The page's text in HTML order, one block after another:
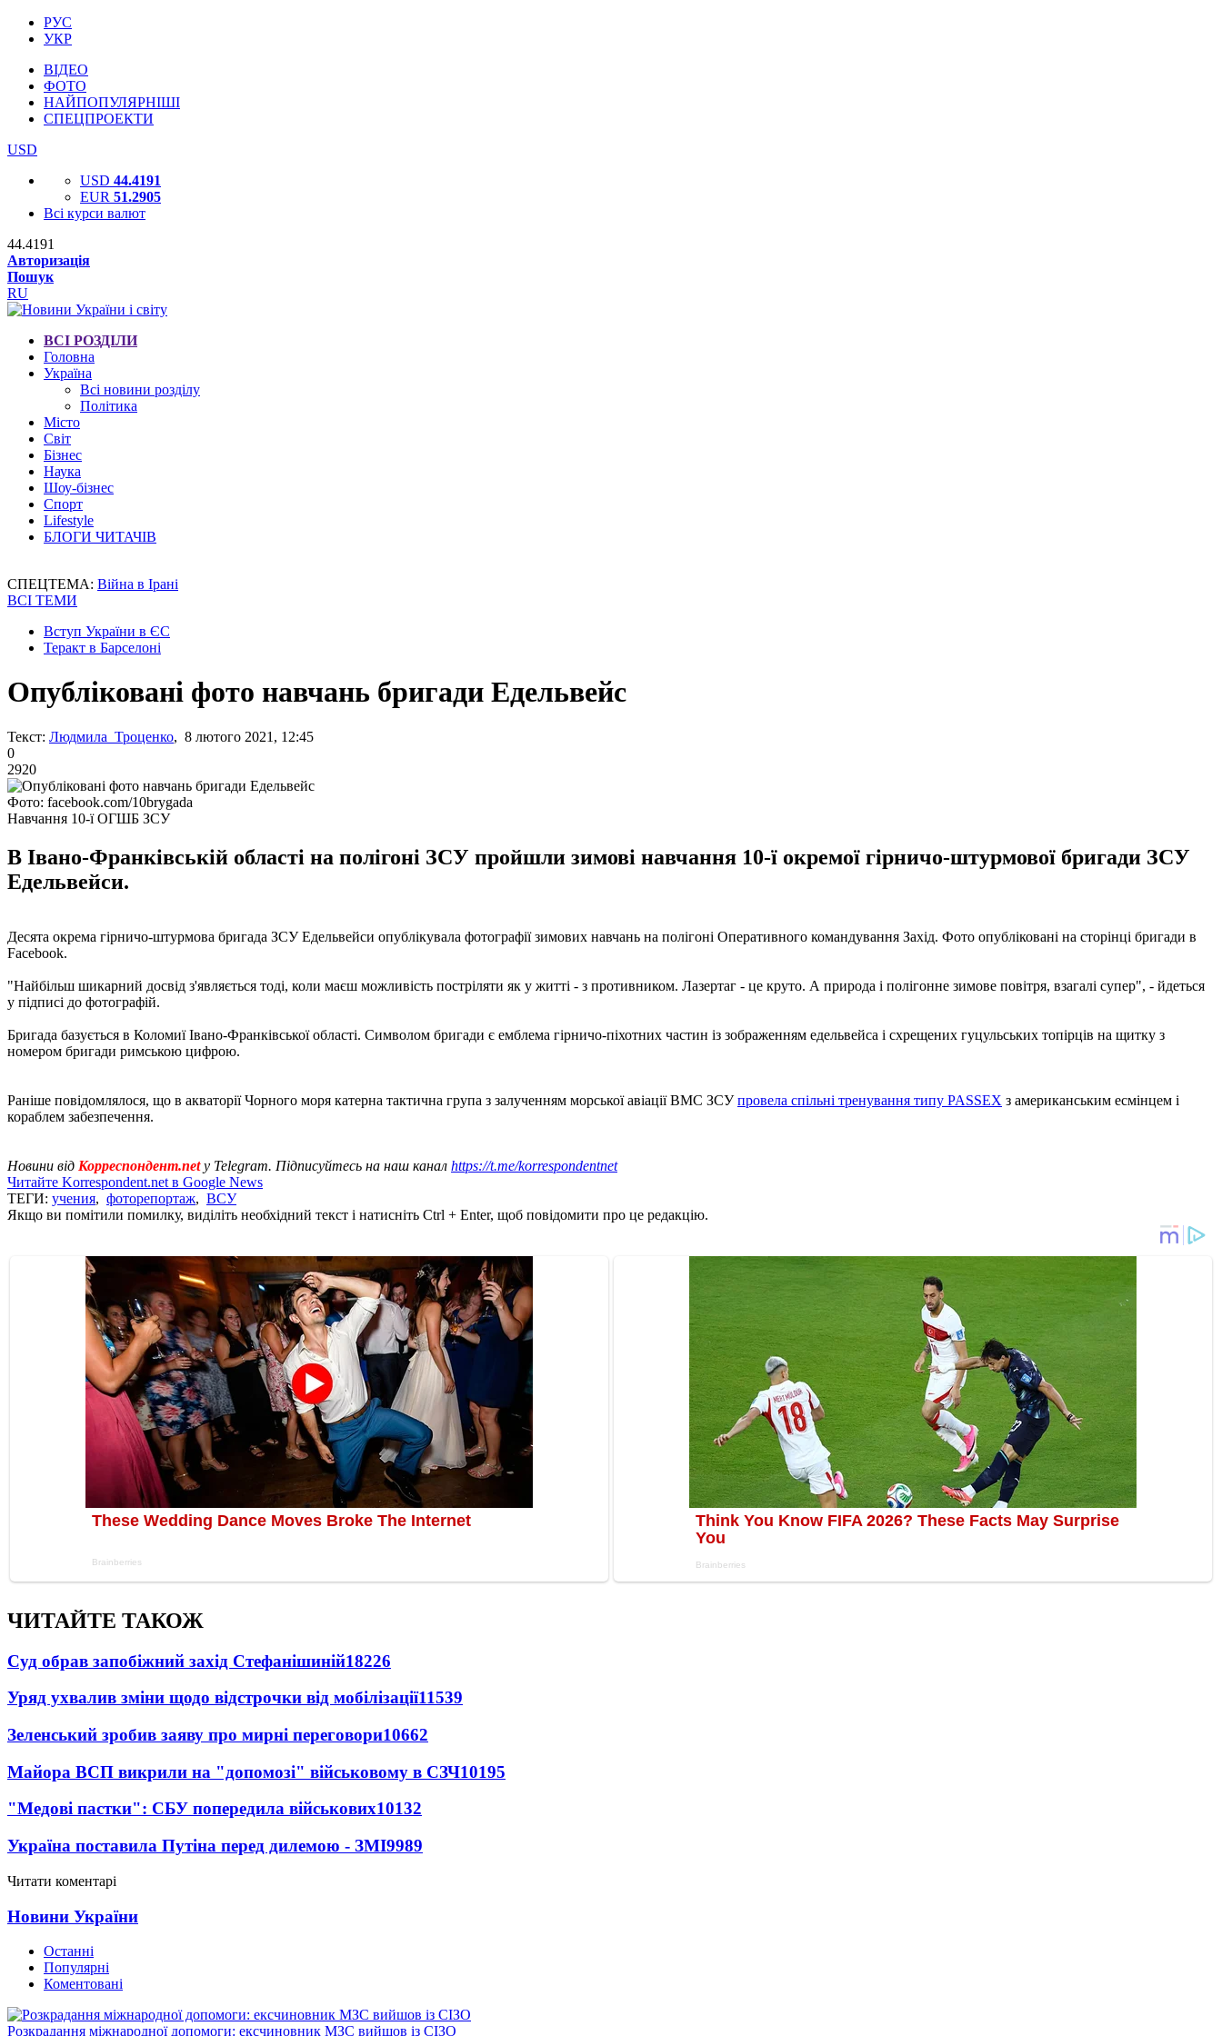
РУС
УКР
ВІДЕО
ФОТО
НАЙПОПУЛЯРНІШІ
СПЕЦПРОЕКТИ
USD
USD 44.4191
EUR 51.2905
Всі курси валют
44.4191
Авторизація
Пошук
RU
ВСІ РОЗДІЛИ
Головна
Україна
Всі новини розділу
Політика
Місто
Світ
Бізнес
Наука
Шоу-бізнес
Спорт
Lifestyle
БЛОГИ ЧИТАЧІВ
СПЕЦТЕМА: Війна в Ірані
ВСІ ТЕМИ
Вступ України в ЄС
Теракт в Барселоні
Опубліковані фото навчань бригади Едельвейс
Текст: Людмила Троценко, 8 лютого 2021, 12:45
0
2920
Фото: facebook.com/10brygada
Навчання 10-ї ОГШБ ЗСУ
В Івано-Франківській області на полігоні ЗСУ пройшли зимові навчання 10-ї окремої гірничо-штурмової бригади ЗСУ
Едельвейси.
Десята окрема гірничо-штурмова бригада ЗСУ Едельвейси опублікувала фотографії зимових навчань на полігоні Оперативного командування Захід. Фото опубліковані на сторінці бригади в
Facebook.
"Найбільш шикарний досвід з'являється тоді, коли маєш можливість постріляти як у житті - з противником. Лазертаг - це круто. А природа і полігонне зимове повітря, взагалі супер", - йдеться
у підписі до фотографій.
Бригада базується в Коломиї Івано-Франківської області. Символом бригади є емблема гірничо-піхотних частин із зображенням едельвейса і схрещених гуцульських топірців на щитку з
номером бригади римською цифрою.
Раніше повідомлялося, що в акваторії Чорного моря катерна тактична група з залученням морської авіації ВМС ЗСУпровела спільні тренування типу PASSEX з американським есмінцем і
кораблем забезпечення.
Новини від Корреспондент.netу Telegram. Підписуйтесь на наш канал https://t.me/korrespondentnet
Читайте Korrespondent.net в Google News
ТЕГИ: учения, фоторепортаж, ВСУ
Якщо ви помітили помилку, виділіть необхідний текст і натисніть Ctrl + Enter, щоб повідомити про це редакцію.
ЧИТАЙТЕ ТАКОЖ
Суд обрав запобіжний захід Стефанішиній18226
Уряд ухвалив зміни щодо відстрочки від мобілізації11539
Зеленський зробив заяву про мирні переговори10662
Майора ВСП викрили на "допомозі" військовому в СЗЧ10195
"Медові пастки": СБУ попередила військових10132
Україна поставила Путіна перед дилемою - ЗМІ9989
Читати коментарі
Новини України
Останні
Популярні
Коментовані
Розкрадання міжнародної допомоги: ексчиновник МЗС вийшов із СІЗО